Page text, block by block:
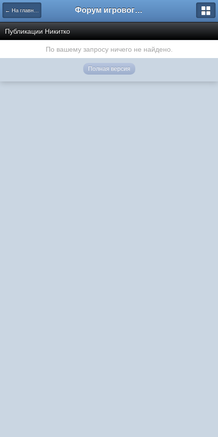
← На главную Форум игрового проекта Riverrise
Публикации Никитко
По вашему запросу ничего не найдено.
Полная версия